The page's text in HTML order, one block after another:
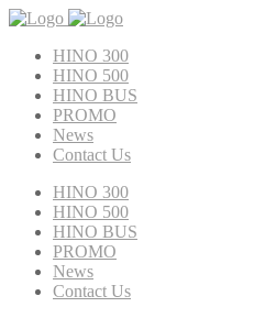
HINO 300
HINO 500
HINO BUS
PROMO
News
Contact Us
HINO 300
HINO 500
HINO BUS
PROMO
News
Contact Us